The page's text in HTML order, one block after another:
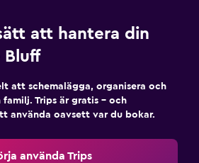
att hantera din
Bluff
att schemalägga, organisera och
familj. Trips är gratis – och
använda oavsett var du bokar.
använda Trips